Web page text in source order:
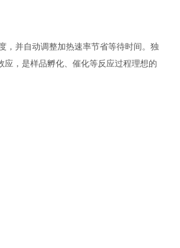
，并自动调整加热速率节省等待时间。独
，是样品孵化、催化等反应过程理想的